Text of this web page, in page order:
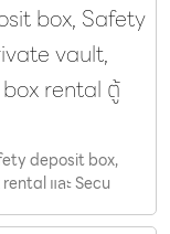
box, Safety
vault,
rental ตู้
deposit box,
และ Secu